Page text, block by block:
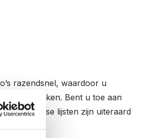
razendsnel, waardoor u
te bewerken. Bent u toe aan
Losse lijsten zijn uiteraard